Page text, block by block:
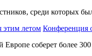
среди которых
Конференция
соберет более